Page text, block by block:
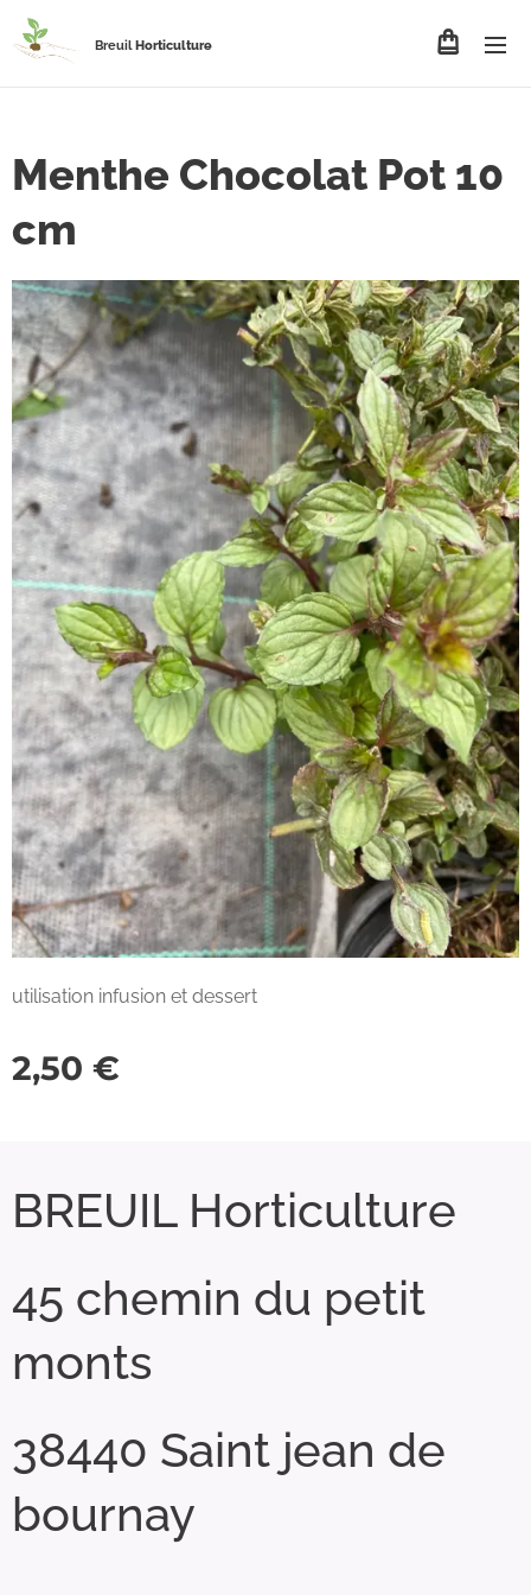
BreuilHorticulture
Menthe Chocolat Pot 10
cm
utilisation infusion et dessert
2,50 €
BREUIL Horticulture
45 chemin du petit
monts
38440 Saint jean de
bournay